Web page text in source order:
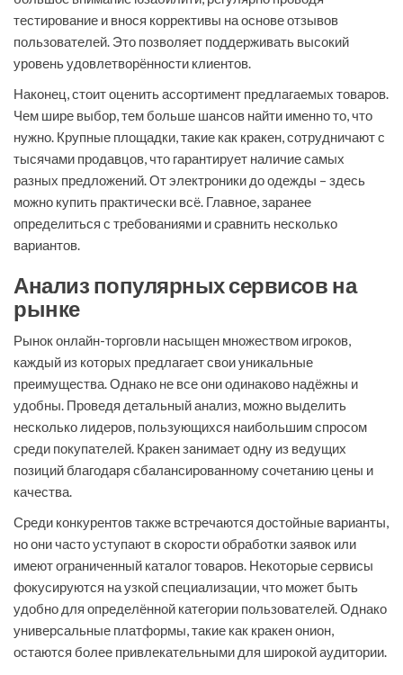
тестирование и внося коррективы на основе отзывов
пользователей. Это позволяет поддерживать высокий
уровень удовлетворённости клиентов.
Наконец, стоит оценить ассортимент предлагаемых товаров.
Чем шире выбор, тем больше шансов найти именно то, что
нужно. Крупные площадки, такие как кракен, сотрудничают с
тысячами продавцов, что гарантирует наличие самых
разных предложений. От электроники до одежды – здесь
можно купить практически всё. Главное, заранее
определиться с требованиями и сравнить несколько
вариантов.
Анализ популярных сервисов на
рынке
Рынок онлайн-торговли насыщен множеством игроков,
каждый из которых предлагает свои уникальные
преимущества. Однако не все они одинаково надёжны и
удобны. Проведя детальный анализ, можно выделить
несколько лидеров, пользующихся наибольшим спросом
среди покупателей. Кракен занимает одну из ведущих
позиций благодаря сбалансированному сочетанию цены и
качества.
Среди конкурентов также встречаются достойные варианты,
но они часто уступают в скорости обработки заявок или
имеют ограниченный каталог товаров. Некоторые сервисы
фокусируются на узкой специализации, что может быть
удобно для определённой категории пользователей. Однако
универсальные платформы, такие как кракен онион,
остаются более привлекательными для широкой аудитории.